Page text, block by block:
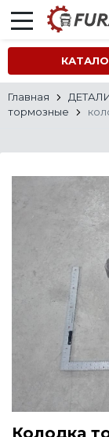
Главная
тормозные
Колодка